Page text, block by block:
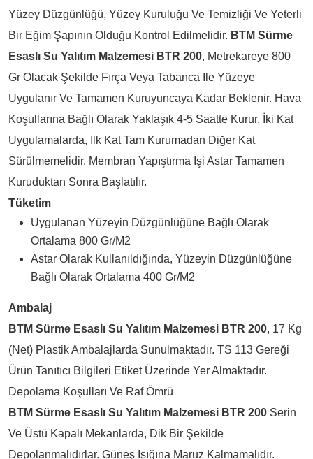
Yüzey Düzgünlüğü, Yüzey Kuruluğu Ve Temizliği Ve Yeterli
Bir Eğim Şapının Olduğu Kontrol Edilmelidir. BTM Sürme
Esaslı Su Yalıtım Malzemesi BTR 200, Metrekareye 800
Gr Olacak Şekilde Fırça Veya Tabanca Ile Yüzeye
Uygulanır Ve Tamamen Kuruyuncaya Kadar Beklenir. Hava
Koşullarına Bağlı Olarak Yaklaşık 4-5 Saatte Kurur. İki Kat
Uygulamalarda, Ilk Kat Tam Kurumadan Diğer Kat
Sürülmemelidir. Membran Yapıştırma Işi Astar Tamamen
Kuruduktan Sonra Başlatılır.
Tüketim
Uygulanan Yüzeyin Düzgünlüğüne Bağlı Olarak
Ortalama 800 Gr/m2
Astar Olarak Kullanıldığında, Yüzeyin Düzgünlüğüne
Bağlı Olarak Ortalama 400 Gr/m2
Ambalaj
BTM Sürme Esaslı Su Yalıtım Malzemesi BTR 200, 17 Kg
(net) Plastik Ambalajlarda Sunulmaktadır. TS 113 Gereği
Ürün Tanıtıcı Bilgileri Etiket Üzerinde Yer Almaktadır.
Depolama Koşulları Ve Raf Ömrü
BTM Sürme Esaslı Su Yalıtım Malzemesi BTR 200 Serin
Ve Üstü Kapalı Mekanlarda, Dik Bir Şekilde
Depolanmalıdırlar. Güneş Işığına Maruz Kalmamalıdır.